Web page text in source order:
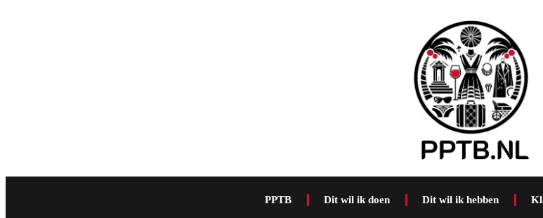
PPTB Dit wil ik doen Dit wil ik hebben